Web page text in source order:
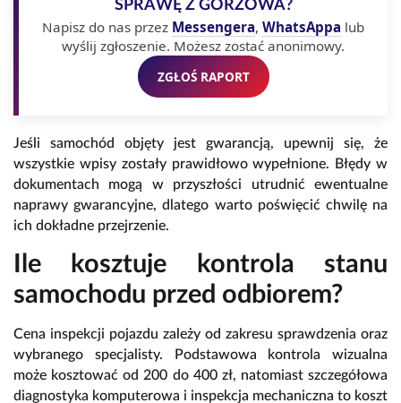
SPRAWĘ Z GORZOWA?
Napisz do nas przez Messengera, WhatsAppa lub
wyślij zgłoszenie. Możesz zostać anonimowy.
ZGŁOŚ RAPORT
Jeśli samochód objęty jest gwarancją, upewnij się, że
wszystkie wpisy zostały prawidłowo wypełnione. Błędy w
dokumentach mogą w przyszłości utrudnić ewentualne
naprawy gwarancyjne, dlatego warto poświęcić chwilę na
ich dokładne przejrzenie.
Ile kosztuje kontrola stanu
samochodu przed odbiorem?
Cena inspekcji pojazdu zależy od zakresu sprawdzenia oraz
wybranego specjalisty. Podstawowa kontrola wizualna
może kosztować od 200 do 400 zł, natomiast szczegółowa
diagnostyka komputerowa i inspekcja mechaniczna to koszt